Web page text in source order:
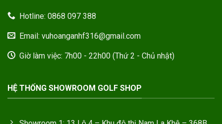
Hotline: 0868 097 388
Email: vuhoanganhf316@gmail.com
Giờ làm việc: 7h00 - 22h00 (Thứ 2 - Chủ nhật)
HỆ THỐNG SHOWROOM GOLF SHOP